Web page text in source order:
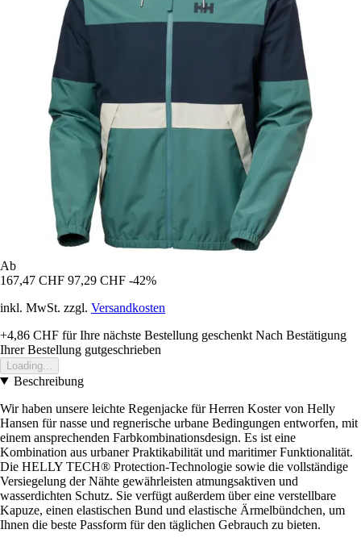
Ab
167,47 CHF 97,29 CHF -42%
inkl. MwSt. zzgl. Versandkosten
+4,86 CHF für Ihre nächste Bestellung geschenkt Nach Bestätigung
Ihrer Bestellung gutgeschrieben
Loading...
Beschreibung
Wir haben unsere leichte Regenjacke für Herren Koster von Helly
Hansen für nasse und regnerische urbane Bedingungen entworfen, mit
einem ansprechenden Farbkombinationsdesign. Es ist eine
Kombination aus urbaner Praktikabilität und maritimer Funktionalität.
Die HELLY TECH® Protection-Technologie sowie die vollständige
Versiegelung der Nähte gewährleisten atmungsaktiven und
wasserdichten Schutz. Sie verfügt außerdem über eine verstellbare
Kapuze, einen elastischen Bund und elastische Ärmelbündchen, um
Ihnen die beste Passform für den täglichen Gebrauch zu bieten.